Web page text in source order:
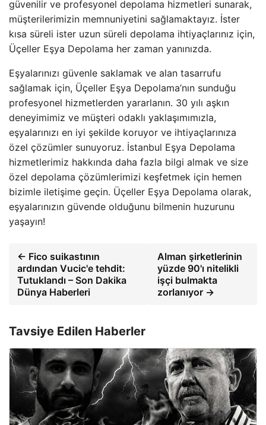
güvenilir ve profesyonel depolama hizmetleri sunarak,
müşterilerimizin memnuniyetini sağlamaktayız. İster
kısa süreli ister uzun süreli depolama ihtiyaçlarınız için,
Üçeller Eşya Depolama her zaman yanınızda.
Eşyalarınızı güvenle saklamak ve alan tasarrufu
sağlamak için, Üçeller Eşya Depolama’nın sunduğu
profesyonel hizmetlerden yararlanın. 30 yılı aşkın
deneyimimiz ve müşteri odaklı yaklaşımımızla,
eşyalarınızı en iyi şekilde koruyor ve ihtiyaçlarınıza
özel çözümler sunuyoruz. İstanbul Eşya Depolama
hizmetlerimiz hakkında daha fazla bilgi almak ve size
özel depolama çözümlerimizi keşfetmek için hemen
bizimle iletişime geçin. Üçeller Eşya Depolama olarak,
eşyalarınızın güvende olduğunu bilmenin huzurunu
yaşayın!
← Fico suikastının
ardından Vucic'e tehdit:
Tutuklandı – Son Dakika
Dünya Haberleri
Alman şirketlerinin
yüzde 90'ı nitelikli
işçi bulmakta
zorlanıyor →
Tavsiye Edilen Haberler